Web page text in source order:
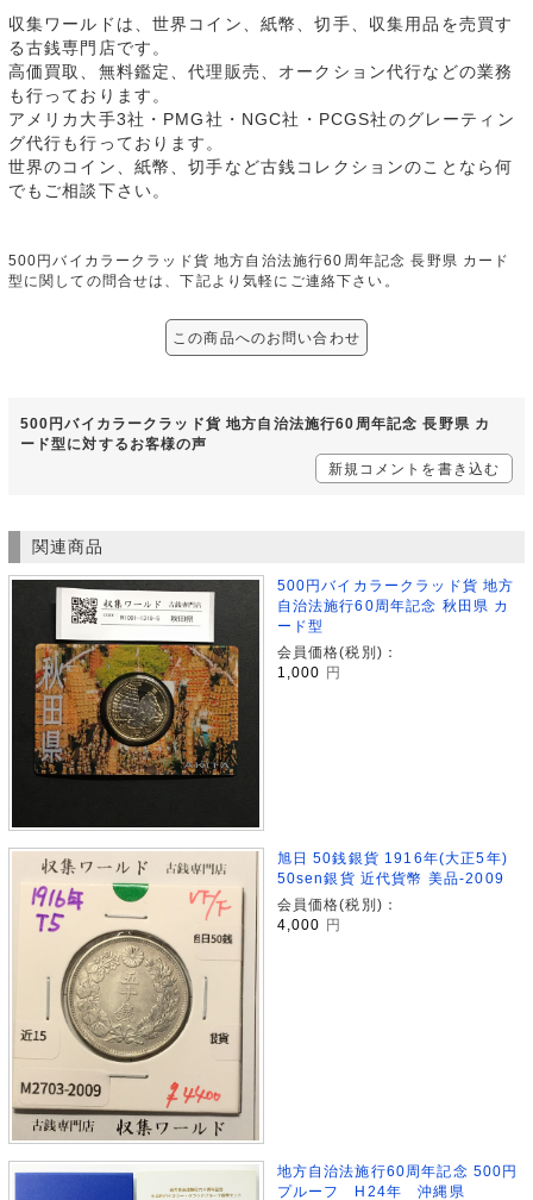
収集ワールドは、世界コイン、紙幣、切手、収集用品を売買す
る古銭専門店です。
高価買取、無料鑑定、代理販売、オークション代行などの業務
も行っております。
アメリカ大手3社・PMG社・NGC社・PCGS社のグレーティン
グ代行も行っております。
世界のコイン、紙幣、切手など古銭コレクションのことなら何
でもご相談下さい。
500円バイカラークラッド貨 地方自治法施行60周年記念 長野県 カード
型に関しての問合せは、下記より気軽にご連絡下さい。
この商品へのお問い合わせ
500円バイカラークラッド貨 地方自治法施行60周年記念 長野県 カ
ード型に対するお客様の声
新規コメントを書き込む
関連商品
500円バイカラークラッド貨 地方
自治法施行60周年記念 秋田県 カ
ード型
会員価格(税別)：
1,000
円
旭日 50銭銀貨 1916年(大正5年)
50sen銀貨 近代貨幣 美品-2009
会員価格(税別)：
4,000
円
地方自治法施行60周年記念 500円
プルーフ H24年 沖縄県